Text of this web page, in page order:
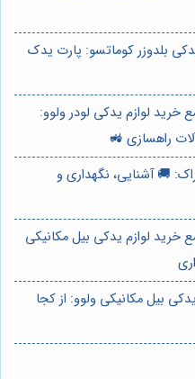
بلدوزر کوماتسو: پارت یدک
خرید لوازم یدکی لودر ولوو:
راهسازی 🚜
🚚 آشنایی، نگهداری و
خرید لوازم یدکی بیل مکانیکی
بیل مکانیکی ولوو: از کجا